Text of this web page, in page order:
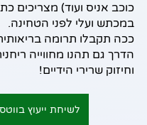
כוכב אניס ועוד) מצריכים
במכתש ועלי לפני הטחינה.
ככה תקבלו תרומה
הדרך גם תהנו מחווייה
וחיזוק שרירי הידיים!
לשיחת ייעוץ